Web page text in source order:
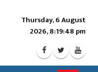
Thursday, 6 August
2026, 8:19:49 pm